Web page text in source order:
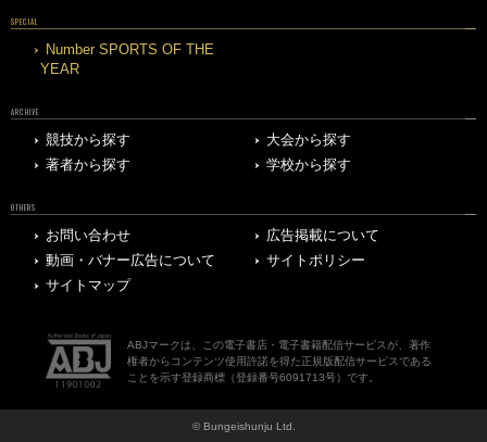
SPECIAL
Number SPORTS OF THE
YEAR
ARCHIVE
競技から探す
大会から探す
著者から探す
学校から探す
OTHERS
お問い合わせ
広告掲載について
動画・バナー広告について
サイトポリシー
サイトマップ
ABJマークは、この電子書店・電子書籍配信サービスが、著作
権者からコンテンツ使用許諾を得た正規版配信サービスである
ことを示す登録商標（登録番号6091713号）です。
© Bungeishunju Ltd.